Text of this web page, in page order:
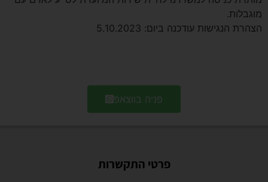
מוגבלות.
הצהרת הנגישות עודכנה ביום: 5.10.2023
פניה בווצאפ
פרטי התקשרות